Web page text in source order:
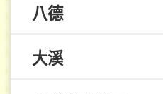
八德
大溪